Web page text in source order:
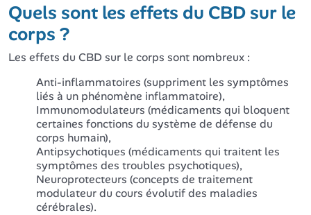
Quels sont les effets du CBD sur le
corps ?
Les effets du CBD sur le corps sont nombreux :
Anti-inflammatoires (suppriment les symptômes
liés à un phénomène inflammatoire),
Immunomodulateurs (médicaments qui bloquent
certaines fonctions du système de défense du
corps humain),
Antipsychotiques (médicaments qui traitent les
symptômes des troubles psychotiques),
Neuroprotecteurs (concepts de traitement
modulateur du cours évolutif des maladies
cérébrales).